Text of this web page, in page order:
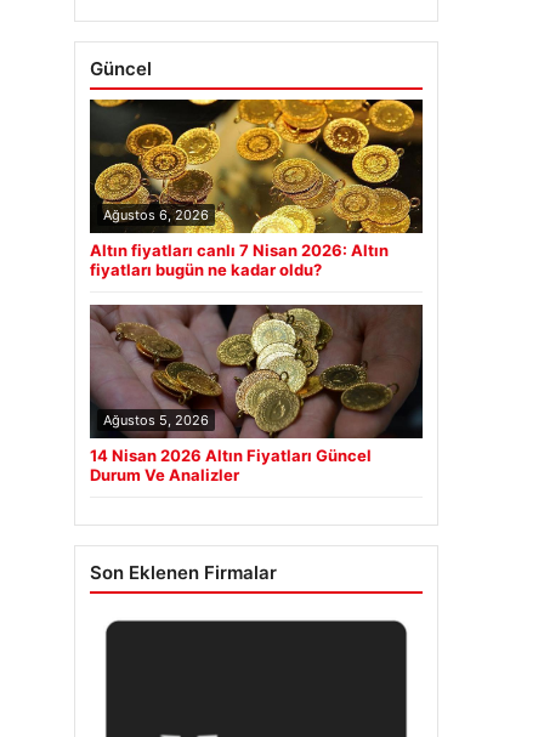
Güncel
Ağustos 6, 2026
Altın fiyatları canlı 7 Nisan 2026: Altın
fiyatları bugün ne kadar oldu?
Ağustos 5, 2026
14 Nisan 2026 Altın Fiyatları Güncel
Durum Ve Analizler
Son Eklenen Firmalar